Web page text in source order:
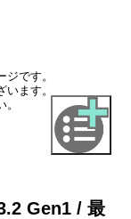
です。
ます。
Gen1 / 最